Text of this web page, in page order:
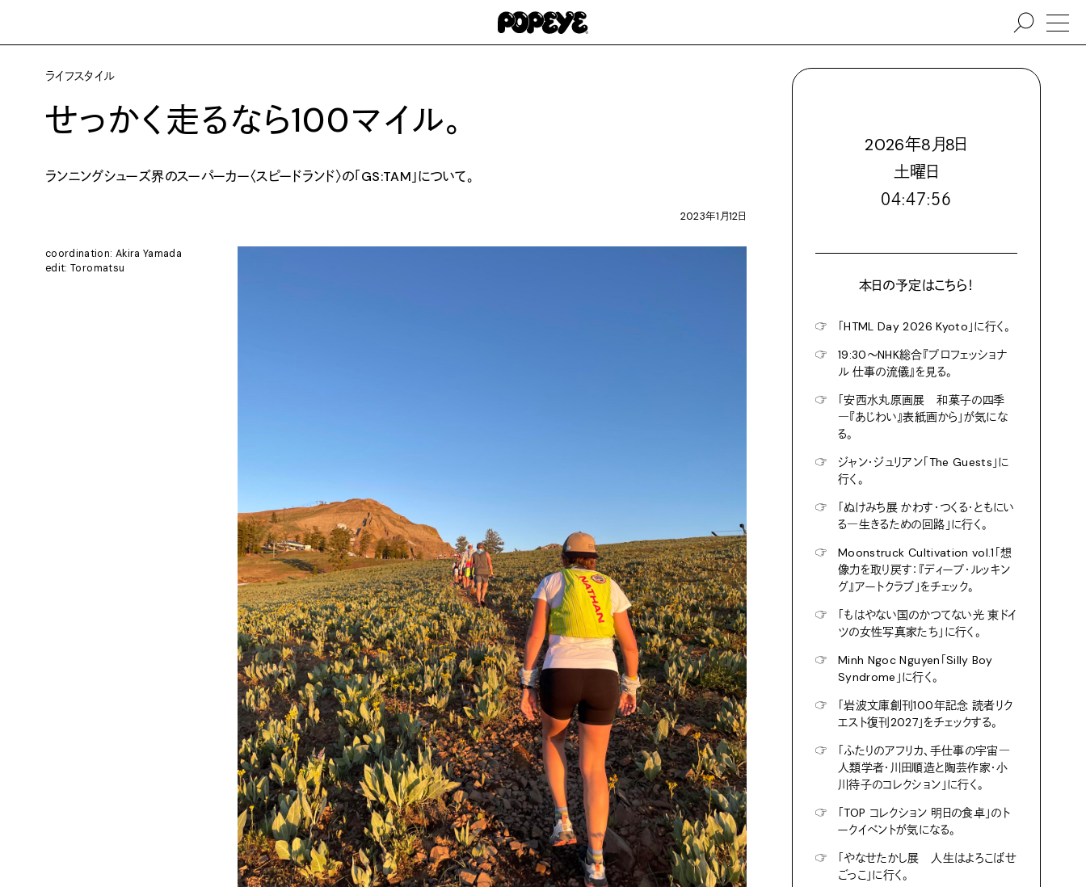
ライフスタイル
せっかく走るなら100マイル。
ランニングシューズ界のスーパーカー〈スピードランド〉の「GS:TAM」について。
2023年1月12日
coordination: Akira Yamada
edit: Toromatsu
2026年8月8日
土曜日
０４:４７:５８
本日の予定はこちら！
☞
「HTML Day 2026 Kyoto」に行く。
☞
19:30〜NHK総合『プロフェッショナ
ル 仕事の流儀』を見る。
☞
「安西水丸原画展 和菓子の四季
―『あじわい』表紙画から」が気にな
る。
☞
ジャン・ジュリアン「The Guests」に
行く。
☞
「ぬけみち展 かわす・つくる・ともにい
る―生きるための回路」に行く。
☞
Moonstruck Cultivation vol.1「想
像力を取り戻す：『ディープ・ルッキン
グ』アートクラブ」をチェック。
☞
「もはやない国のかつてない光 東ドイ
ツの女性写真家たち」に行く。
☞
Minh Ngoc Nguyen「Silly Boy
Syndrome」に行く。
☞
「岩波文庫創刊100年記念 読者リク
エスト復刊2027」をチェックする。
☞
「ふたりのアフリカ、手仕事の宇宙―
人類学者・川田順造と陶芸作家・小
川待子のコレクション」に行く。
☞
「TOP コレクション 明日の食卓」のト
ークイベントが気になる。
☞
「やなせたかし展 人生はよろこばせ
ごっこ」に行く。